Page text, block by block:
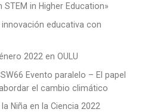
STEM in Higher Education»
innovación educativa con
2022 en OULU
Evento paralelo – El papel
el cambio climático
Niña en la Ciencia 2022